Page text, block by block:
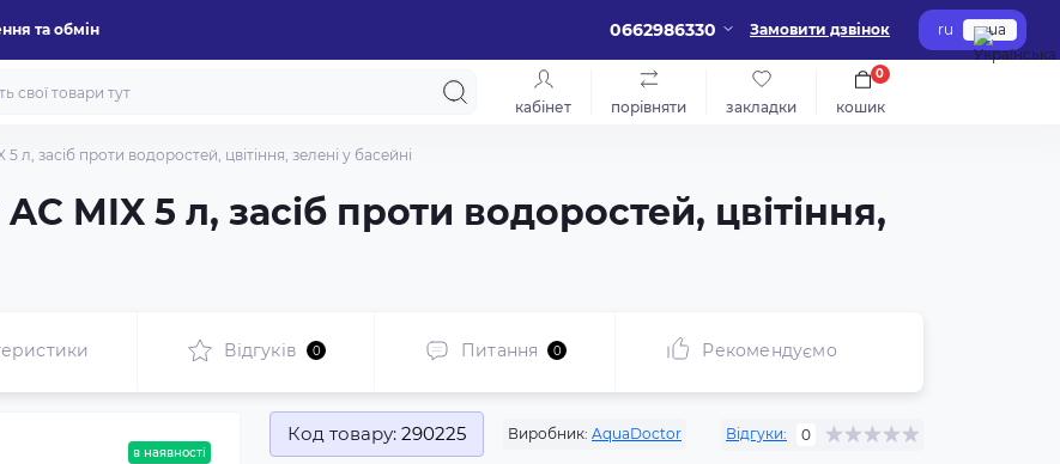
та обмін 0662986330 Замовити дзвінок ru ua
кабінет порівняти закладки кошик
0
л, засіб проти водоростей, цвітіння, зелені у басейні
MIX 5 л, засіб проти водоростей, цвітіння,
Відгуків 0 Питання 0 Рекомендуємо
в наявності
Код товару: 290225 Виробник: AquaDoctor Відгуки: 0